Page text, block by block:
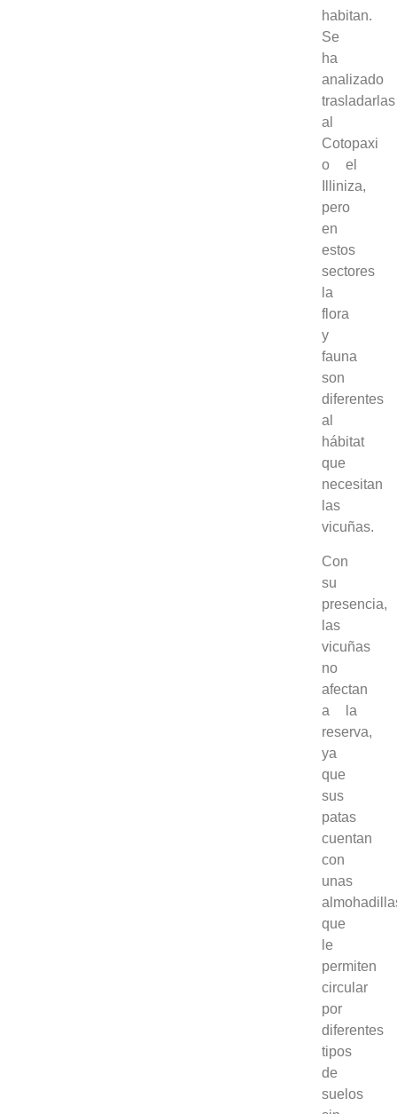
habitan.
Se
ha
analizado
trasladarlas
al
Cotopaxi
o el
Illiniza,
pero
en
estos
sectores
la
flora
y
fauna
son
diferentes
al
hábitat
que
necesitan
las
vicuñas.
Con
su
presencia,
las
vicuñas
no
afectan
a la
reserva,
ya
que
sus
patas
cuentan
con
unas
que
le
permiten
circular
por
diferentes
tipos
de
suelos